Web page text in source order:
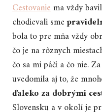
Cestovaniema vždy
chodievali sme
bola to pre mňa vždy
čo je na rôznych
čo sa mi páči a čo nie.
uvedomila aj to, že
ďaleko za dobrými
Slovensku a v okolí je